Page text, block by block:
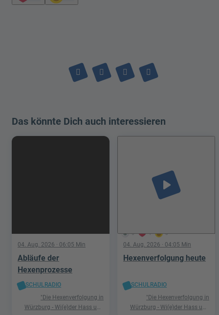
Das könnte Dich auch interessieren
04. Aug. 2026 · 06:05 Min
Abläufe der
Hexenprozesse
SCHULRADIO
"Die Hexenverfolgung in
Würzburg - Wi(e)der Hass und
5 1 0
play_arrow
04. Aug. 2026 · 04:05 Min
Hexenverfolgung heute
SCHULRADIO
"Die Hexenverfolgung in
Würzburg - Wi(e)der Hass und